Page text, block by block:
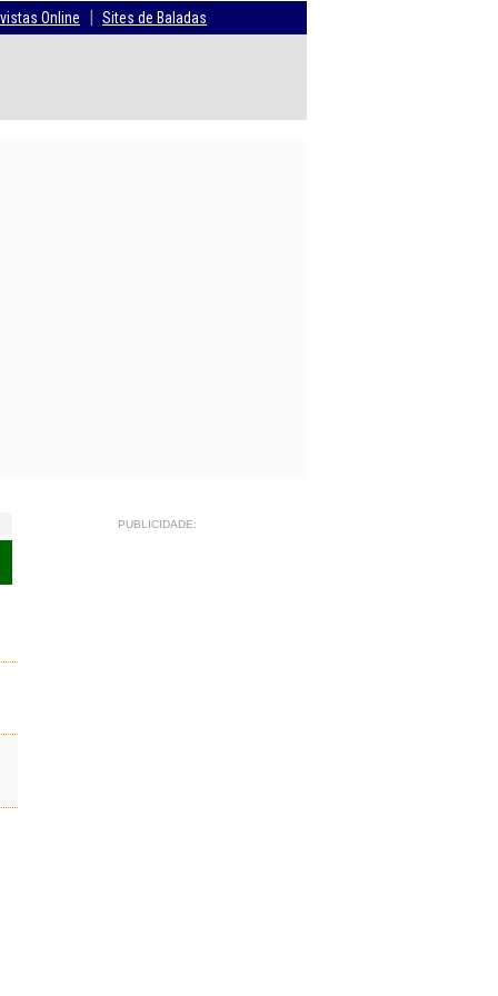
Online | Sites de Baladas
PUBLICIDADE: